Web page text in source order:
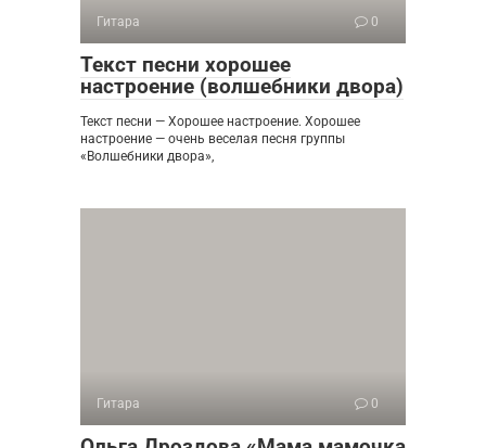
Гитара 0
Текст песни хорошее
настроение (волшебники двора)
Текст песни — Хорошее настроение. Хорошее
настроение — очень веселая песня группы
«Волшебники двора»,
Гитара 0